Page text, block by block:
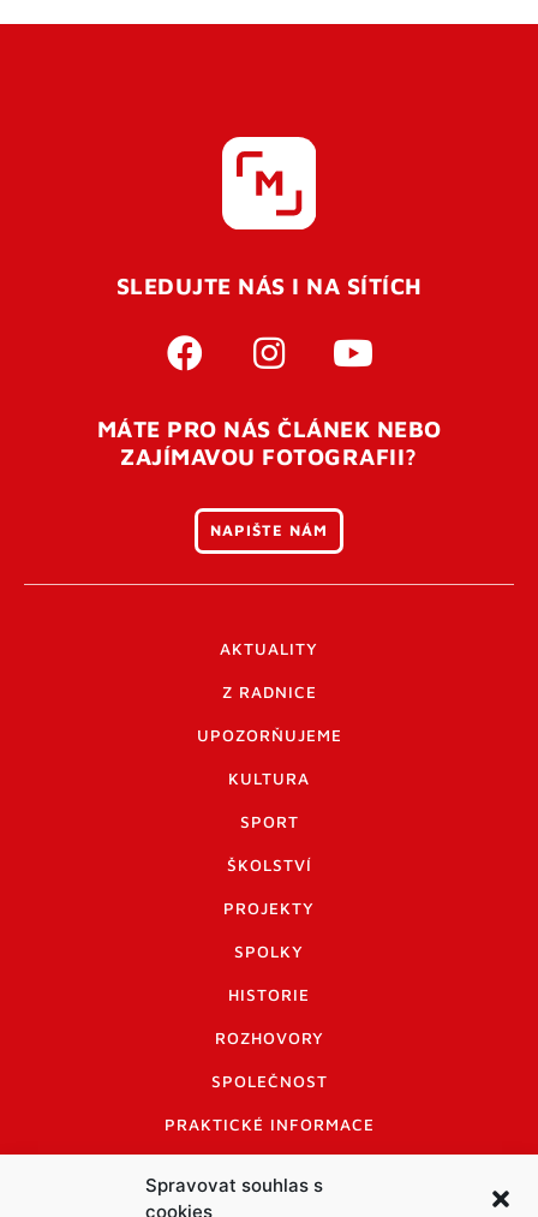
Spravovat souhlas s
cookies
SLEDUJTE NÁS I NA SÍTÍCH
MÁTE PRO NÁS ČLÁNEK NEBO
ZAJÍMAVOU FOTOGRAFII?
NAPIŠTE NÁM
AKTUALITY
Z RADNICE
UPOZORŇUJEME
KULTURA
SPORT
ŠKOLSTVÍ
PROJEKTY
SPOLKY
HISTORIE
ROZHOVORY
SPOLEČNOST
PRAKTICKÉ INFORMACE
INFORMACE A KODEX DISKUTUJÍCÍCH